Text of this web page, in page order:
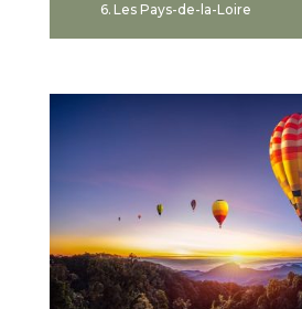
Les Pays-de-la-Loire